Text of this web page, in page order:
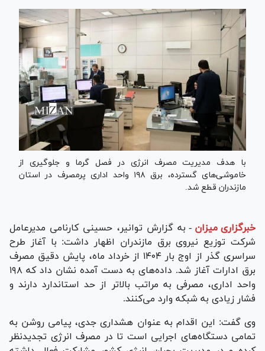
با هدف مدیریت مصرف انرژی در فصل گرما و جلوگیری از
خاموشی‌های گسترده، برق ۱۹۸ واحد اداری پرمصرف در استان
مازندران قطع شد.
خبرگزاری میزان - به گزارش توانیر، حسینی کارنامی مدیرعامل
شرکت توزیع نیروی برق مازندران اظهار داشت: با آغاز طرح
سراسری گذر از اوج بار ۱۴۰۴ از خرداد ماه، پایش دقیق مصرف
برق ادارات آغاز شد. داده‌های به دست آمده نشان داد که ۱۹۸
واحد اداری، مصرفی به مراتب بالاتر از حد استاندارد دارند و
فشار زیادی به شبکه وارد می‌کنند.
وی گفت: این اقدام به عنوان هشداری جدی، پیامی روشن به
تمامی دستگاه‌های اجرایی است تا در مصرف انرژی تجدیدنظر